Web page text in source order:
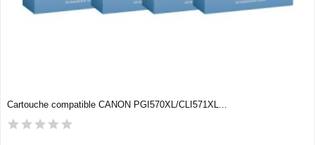
Cartouche compatible CANON PGI570XL/CLI571XL...